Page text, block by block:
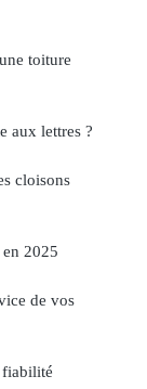
toiture
aux lettres ?
cloisons
2025
de vos
fiabilité